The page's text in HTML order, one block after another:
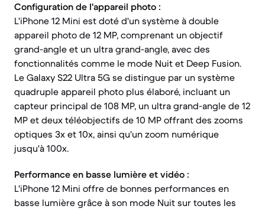
Configuration de l'appareil photo :
L'iPhone 12 Mini est doté d'un système à double
appareil photo de 12 MP, comprenant un objectif
grand-angle et un ultra grand-angle, avec des
fonctionnalités comme le mode Nuit et Deep Fusion.
Le Galaxy S22 Ultra 5G se distingue par un système
quadruple appareil photo plus élaboré, incluant un
capteur principal de 108 MP, un ultra grand-angle de 12
MP et deux téléobjectifs de 10 MP offrant des zooms
optiques 3x et 10x, ainsi qu'un zoom numérique
jusqu'à 100x.
Performance en basse lumière et vidéo :
L'iPhone 12 Mini offre de bonnes performances en
basse lumière grâce à son mode Nuit sur toutes les